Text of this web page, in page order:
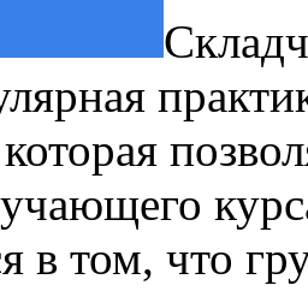
в том, что